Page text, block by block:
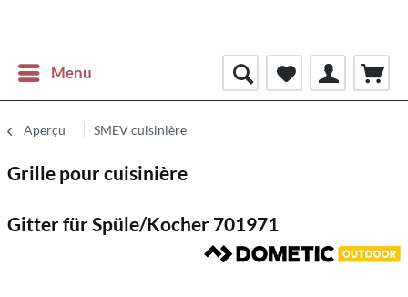
Menu
Aperçu SMEV cuisinière
Grille pour cuisinière
Gitter für Spüle/Kocher 701971